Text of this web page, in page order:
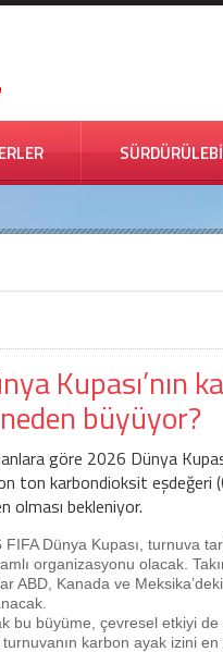
Kupası’nın
büyüyor?
göre 2026 Dünya
ton karbondioksit eşdeğeri
olması bekleniyor.
FIFA Dünya Kupası, turnuva
organizasyonu olacak.
ABD, Kanada ve
bu büyüme, çevresel etkiyi de
karbon ayak izini